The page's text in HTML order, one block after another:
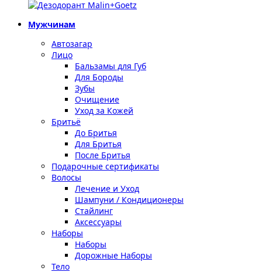
Мужчинам
Автозагар
Лицо
Бальзамы для Губ
Для Бороды
Зубы
Очищение
Уход за Кожей
Бритьё
До Бритья
Для Бритья
После Бритья
Подарочные сертификаты
Волосы
Лечение и Уход
Шампуни / Кондиционеры
Стайлинг
Аксессуары
Наборы
Наборы
Дорожные Наборы
Тело